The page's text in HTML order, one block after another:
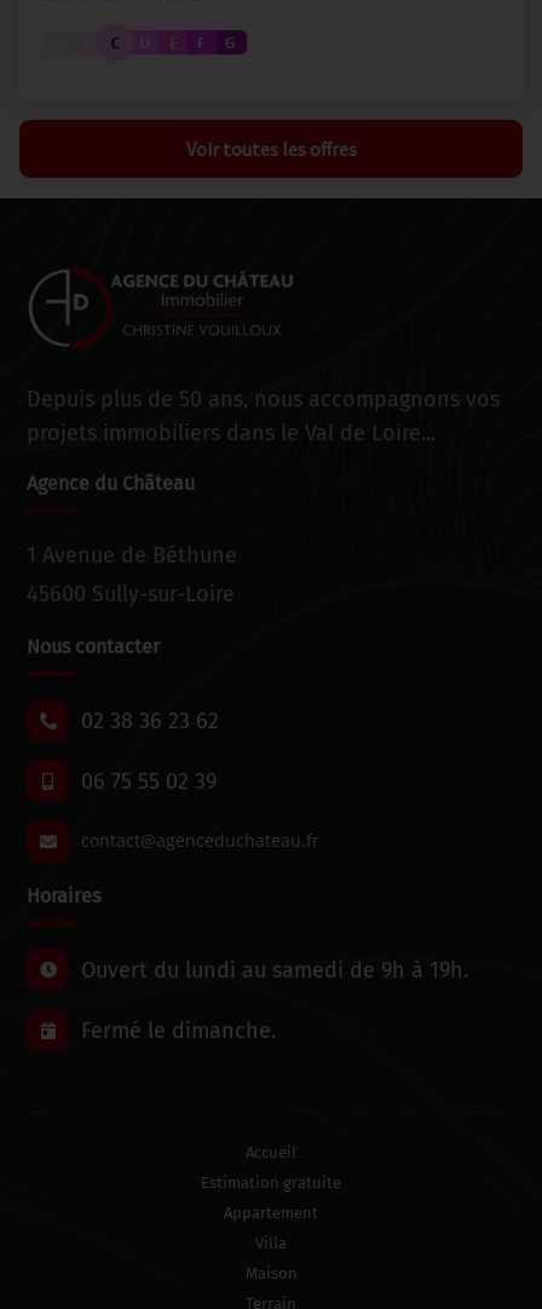
Voir toutes les offres
Depuis plus de 50 ans, nous accompagnons vos
projets immobiliers dans le Val de Loire...
Agence du Château
1 Avenue de Béthune
45600 Sully-sur-Loire
Nous contacter
02 38 36 23 62
06 75 55 02 39
Horaires
Ouvert du lundi au samedi de 9h à 19h.
Fermé le dimanche.
Accueil
Estimation gratuite
Appartement
Villa
Maison
Terrain